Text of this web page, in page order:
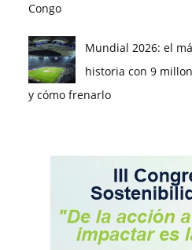
Congo
Mundial 2026: el
historia con 9
y cómo frenarlo